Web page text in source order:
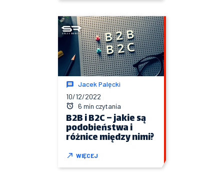
Jacek Palęcki
10/12/2022
6 min czytania
B2B i B2C – jakie są
podobieństwa i
różnice między nimi?
WIĘCEJ